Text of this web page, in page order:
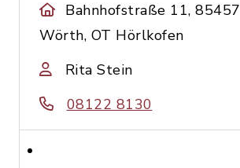
Bahnhofstraße 11, 85457
Wörth, OT Hörlkofen
Rita Stein
08122 8130